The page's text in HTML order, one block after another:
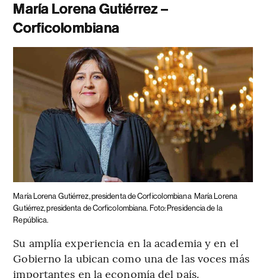
María Lorena Gutiérrez –
Corficolombiana
María Lorena Gutiérrez, presidenta de Corficolombiana María Lorena
Gutiérrez, presidenta de Corficolombiana. Foto: Presidencia de la
República.
Su amplía experiencia en la academia y en el
Gobierno la ubican como una de las voces más
importantes en la economía del país.